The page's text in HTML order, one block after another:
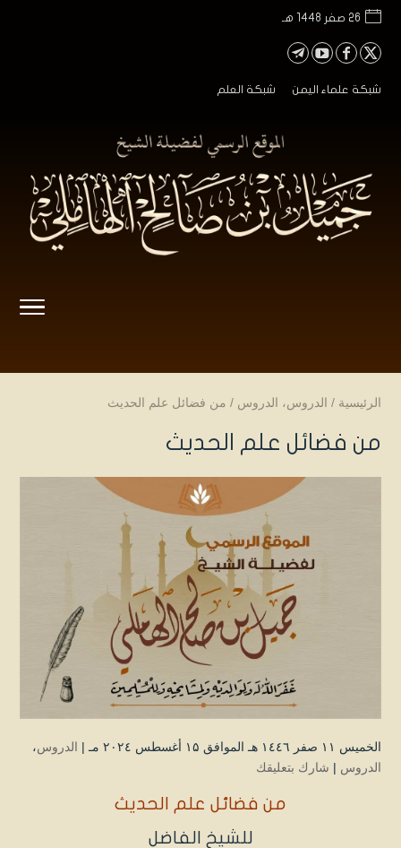
26 صفر 1448 هـ
شبكة علماء اليمن شبكة العلم
الرئيسية / الدروس، الدروس / من فضائل علم الحديث
من فضائل علم الحديث
الخميس ۱۱ صفر ۱٤٤٦ هـ الموافق ۱۵ أغسطس ۲۰۲٤ مـ | الدروس،
الدروس | شارك بتعليقك
من فضائل علم الحديث
للشيخ الفاضل